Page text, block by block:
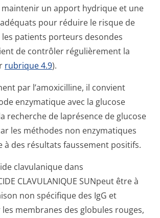
maintenir un apport hydrique et une
pour réduire le risque de
les patients porteurs desondes
de contrôler régulièrement la
rubrique 4.9).
par l’amoxicilline, il convient
enzymatique avec la glucose
recherche de laprésence de glucose
les méthodes non enzymatiques
à des résultats faussement positifs.
clavulanique dans
CLAVULANIQUE SUNpeut être à
non spécifique des IgG et
les membranes des globules rouges,